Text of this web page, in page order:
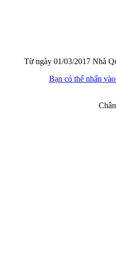
Từ ngày 01/03/2017 Nhà
Bạn có thể nhấn